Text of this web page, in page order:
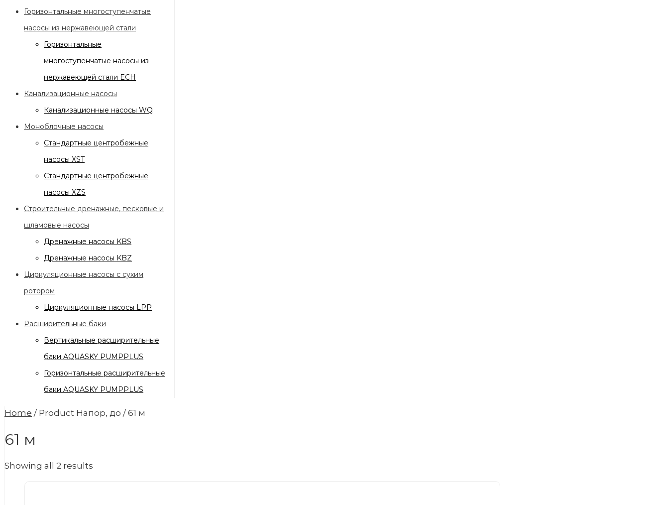
Горизонтальные многоступенчатые
насосы из нержавеющей стали
Горизонтальные
многоступенчатые насосы из
нержавеющей стали ECH
Канализационные насосы
Канализационные насосы WQ
Моноблочные насосы
Стандартные центробежные
насосы XST
Стандартные центробежные
насосы XZS
Строительные дренажные, песковые и
шламовые насосы
Дренажные насосы KBS
Дренажные насосы KBZ
Циркуляционные насосы с сухим
ротором
Циркуляционные насосы LPP
Расширительные баки
Вертикальные расширительные
баки AQUASKY PUMPPLUS
Горизонтальные расширительные
баки AQUASKY PUMPPLUS
Home / Product Напор, до / 61 м
61 м
Showing all 2 results